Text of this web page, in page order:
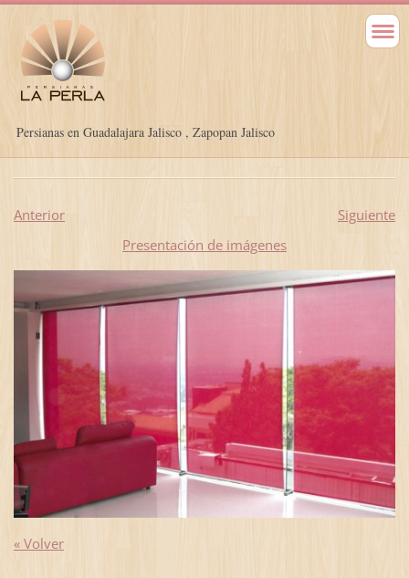
Persianas en Guadalajara Jalisco , Zapopan Jalisco
Anterior
Siguiente
Presentación de imágenes
« Volver